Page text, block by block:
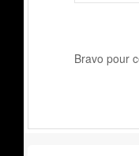
Bravo pour